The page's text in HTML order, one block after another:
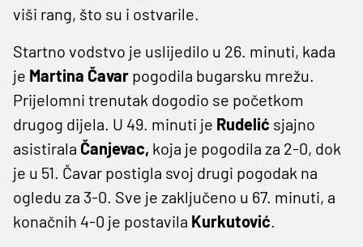
viši rang, što su i ostvarile.
Startno vodstvo je uslijedilo u 26. minuti, kada
je Martina Čavar pogodila bugarsku mrežu.
Prijelomni trenutak dogodio se početkom
drugog dijela. U 49. minuti je Rudelić sjajno
asistirala Čanjevac, koja je pogodila za 2-0, dok
je u 51. Čavar postigla svoj drugi pogodak na
ogledu za 3-0. Sve je zaključeno u 67. minuti, a
konačnih 4-0 je postavila Kurkutović.